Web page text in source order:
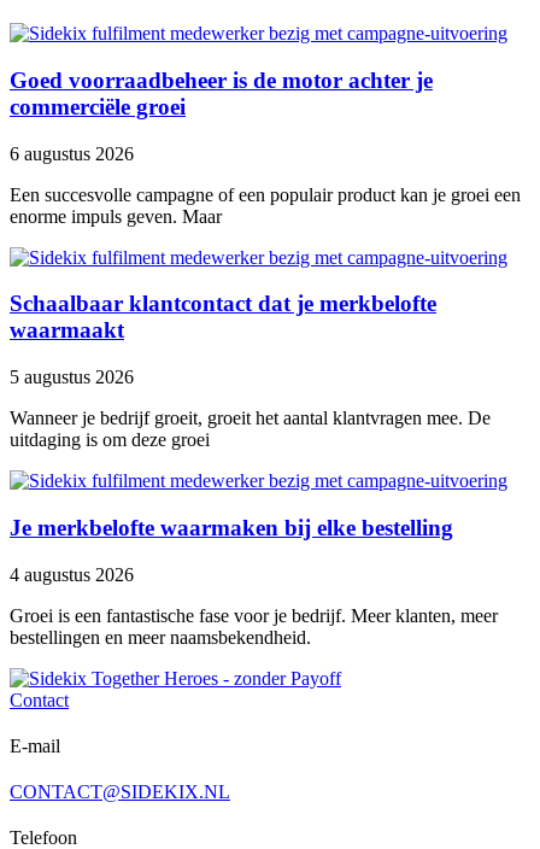
Goed voorraadbeheer is de motor achter je
commerciële groei
6 augustus 2026
Een succesvolle campagne of een populair product kan je groei een
enorme impuls geven. Maar
Schaalbaar klantcontact dat je merkbelofte
waarmaakt
5 augustus 2026
Wanneer je bedrijf groeit, groeit het aantal klantvragen mee. De
uitdaging is om deze groei
Je merkbelofte waarmaken bij elke bestelling
4 augustus 2026
Groei is een fantastische fase voor je bedrijf. Meer klanten, meer
bestellingen en meer naamsbekendheid.
Contact
E-mail
CONTACT@SIDEKIX.NL
Telefoon